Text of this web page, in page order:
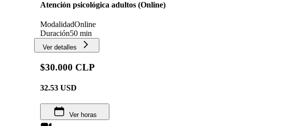
Atención psicológica adultos (Online)
ModalidadOnline
Duración50 min
Ver detalles
$30.000 CLP
32.53 USD
Ver horas